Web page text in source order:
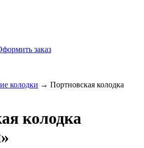
заказ
колодки → Портновская колодка
колодка